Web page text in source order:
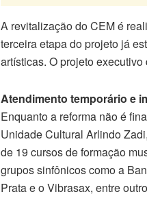
A revitalização do CEM é
terceira etapa do projeto já
artísticas. O projeto
Atendimento temporário e
Enquanto a reforma não é
Unidade Cultural Arlindo
de 19 cursos de formação
grupos sinfônicos como a
Prata e o Vibrasax, entre